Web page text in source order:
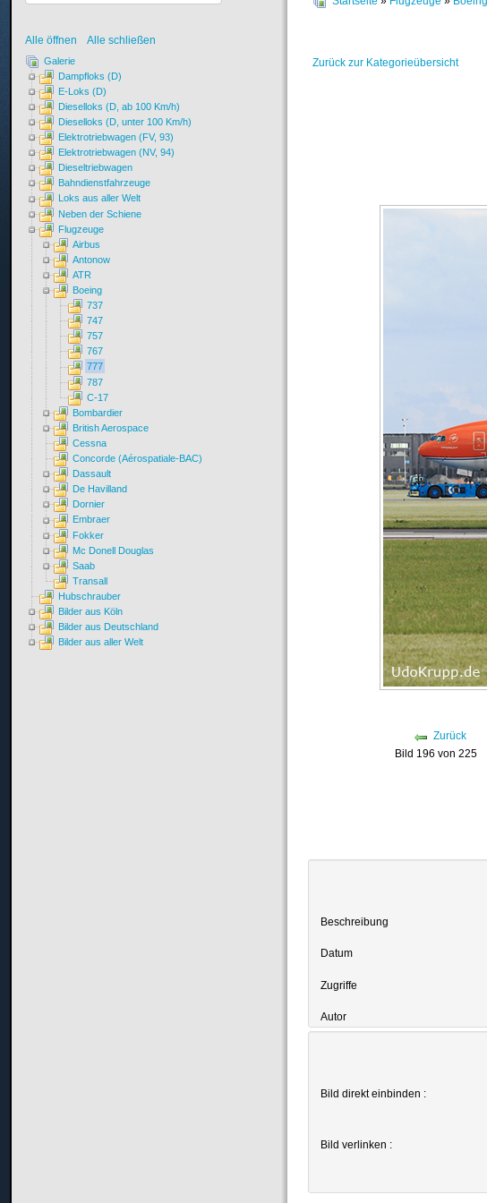
Zurück zur Kategorieübersicht
Zurück
Bild 196 von 225
Beschreibung
Datum
Zugriffe
Autor
Bild direkt einbinden :
Bild verlinken :
Alle öffnen Alle schließen
Galerie
Dampfloks (D)
E-Loks (D)
Dieselloks (D, ab 100 Km/h)
Dieselloks (D, unter 100 Km/h)
Elektrotriebwagen (FV, 93)
Elektrotriebwagen (NV, 94)
Dieseltriebwagen
Bahndienstfahrzeuge
Loks aus aller Welt
Neben der Schiene
Flugzeuge
Airbus
Antonow
ATR
Boeing
737
747
757
767
777
787
C-17
Bombardier
British Aerospace
Cessna
Concorde (Aérospatiale-BAC)
Dassault
De Havilland
Dornier
Embraer
Fokker
Mc Donell Douglas
Saab
Transall
Hubschrauber
Bilder aus Köln
Bilder aus Deutschland
Bilder aus aller Welt